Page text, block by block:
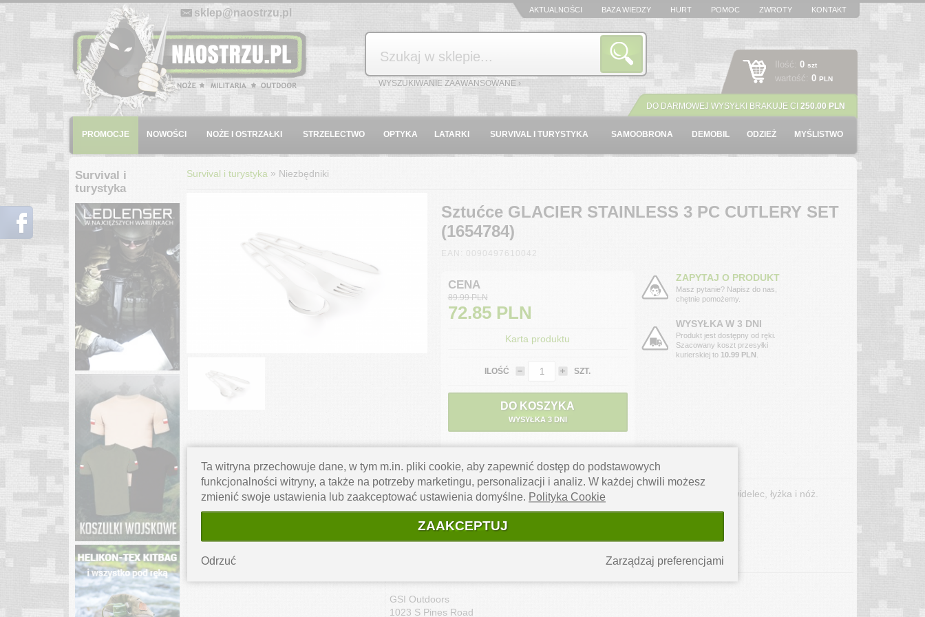
AKTUALNOŚCI BAZA WIEDZY HURT POMOC ZWROTY KONTAKT
E-mail:
sklep@naostrzu.pl
Ilość: 0 szt
wartość: 0 PLN
Szukaj
WYSZUKIWANIE ZAAWANSOWANE ›
DO DARMOWEJ WYSYŁKI BRAKUJE CI 250.00 PLN
Menu
PROMOCJE NOWOŚCI NOŻE I OSTRZAŁKI STRZELECTWO OPTYKA LATARKI SURVIVAL I TURYSTYKA SAMOOBRONA DEMOBIL ODZIEŻ MYŚLISTWO
Survival i
turystyka
Survival i turystyka » Niezbędniki
Sztućce GLACIER STAINLESS 3 PC CUTLERY SET
(1654784)
EAN: 0090497610042
CENA
89.99 PLN
72.85 PLN
Karta produktu
ILOŚĆ SZT.
DO KOSZYKA
WYSYŁKA 3 DNI
ZAPYTAJ O PRODUKT
Masz pytanie? Napisz do nas,
chętnie pomożemy.
WYSYŁKA W 3 DNI
Produkt jest dostępny od ręki.
Szacowany koszt przesyłki
kurierskiej to 10.99 PLN
OPIS PRODUKTU
GLACIER STAINLESS 3 PC CUTLERY SET to zestaw sztućców wykonanych ze stali nierdzewnej. W skład zestawu wchodzą: widelec, łyżka i nóż.
SPECYFIKACJA:
-Waga: 70 g
KARTA PRODUKTU
GSI Outdoors
1023 S Pines Road
Ta witryna przechowuje dane, w tym m.in. pliki cookie, aby zapewnić dostęp do podstawowych
funkcjonalności witryny, a także na potrzeby marketingu, personalizacji i analiz. W każdej chwili możesz
zmienić swoje ustawienia lub zaakceptować ustawienia domyślne. Polityka Cookie
ZAAKCEPTUJ
Zarządzaj preferencjami
Odrzuć